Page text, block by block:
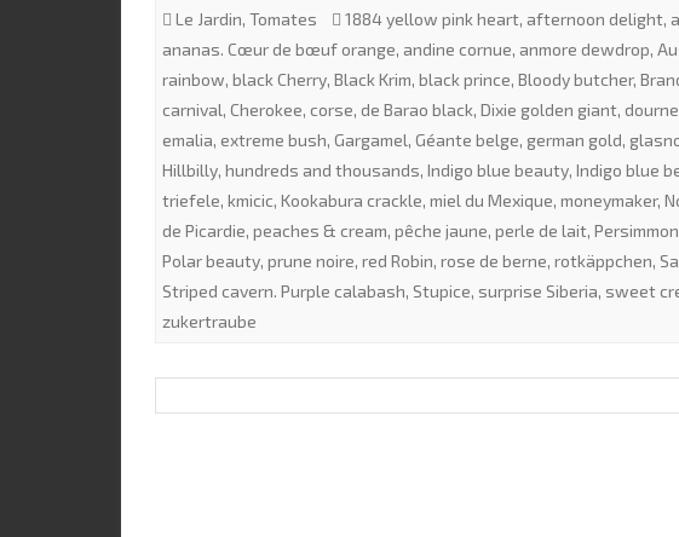
Le Jardin, Tomates 1884 yellow pink heart, afternoon delight,
ananas. Cœur de bœuf orange, andine cornue, anmore dewdrop,
rainbow, black Cherry, Black Krim, black prince, Bloody butcher,
carnival, Cherokee, corse, de Barao black, Dixie golden giant,
emalia, extreme bush, Gargamel, Géante belge, german gold,
Hillbilly, hundreds and thousands, Indigo blue beauty, Indigo blue
triefele, kmicic, Kookabura crackle, miel du Mexique, moneymaker,
de Picardie, peaches & cream, pêche jaune, perle de lait, Persimmon
Polar beauty, prune noire, red Robin, rose de berne, rotkäppchen,
Striped cavern. Purple calabash, Stupice, surprise Siberia, sweet
zukertraube